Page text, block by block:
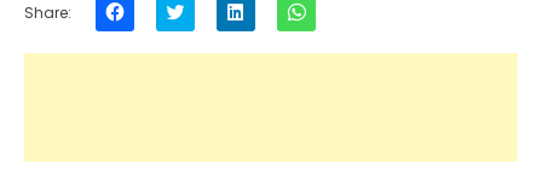
Share:
on on on on